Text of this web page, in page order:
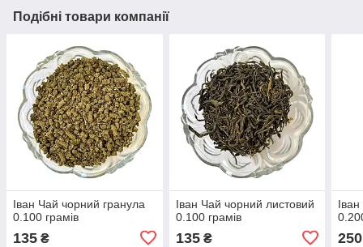
Подібні товари компанії
Іван Чай чорний гранула
0.100 грамів
135 ₴
Іван Чай чорний листовий
0.100 грамів
135₴ 250